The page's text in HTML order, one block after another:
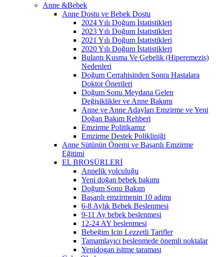
Anne &Bebek
Anne Dostu ve Bebek Dostu
2024 Yılı Doğum İstatistikleri
2023 Yılı Doğum İstatistikleri
2021 Yılı Doğum İstatistikleri
2020 Yılı Doğum İstatistikleri
Bulantı Kusma Ve Gebelik (Hiperemezis)
Nedenleri
Doğum Cerrahisinden Sonra Hastalara
Doktor Önerileri
Doğum Sonu Meydana Gelen
Değişiklikler ve Anne Bakımı
Anne ve Anne Adayları Emzirme ve Yeni
Doğan Bakım Rehberi
Emzirme Politikamız
Emzirme Destek Polikliniği
Anne Sütünün Önemi ve Başarılı Emzirme
Eğitimi
EL BROŞÜRLERİ
Annelik yolculuğu
Yeni doğan bebek bakımı
Doğum Sonu Bakım
Başarılı emzirmenin 10 adımı
6-8 Aylık Bebek Beslenmesi
9-11 Ay bebek beslenmesi
12-24 AY beslenmesi
Bebeğim Icin Lezzetli Tarifler
Tamamlayıcı beslenmede önemli noktalar
Yenidogan isitme taraması